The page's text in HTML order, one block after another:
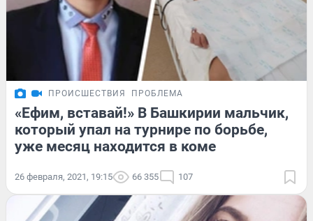
ПРОИСШЕСТВИЯ ПРОБЛЕМА
«Ефим, вставай!» В Башкирии мальчик,
который упал на турнире по борьбе,
уже месяц находится в коме
26 февраля, 2021, 19:15 66 355 107